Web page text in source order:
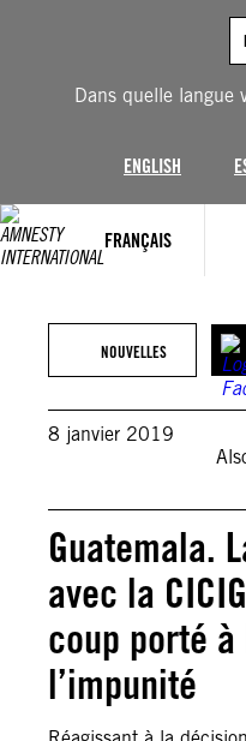
Dans quelle langue
ENGLISH
FRANÇAIS
NOUVELLES
8 janvier 2019
Guatemala.
avec la
coup porté
l’impunité